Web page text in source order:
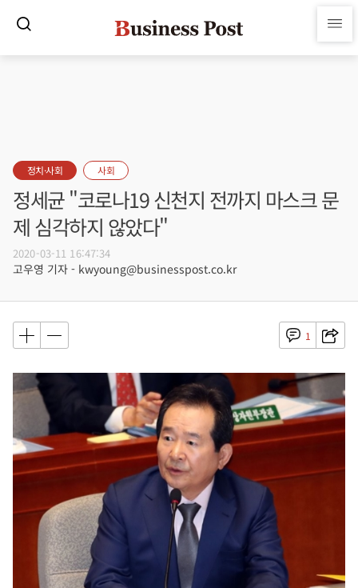
정치·사회 사회
정세균 "코로나19 신천지 전까지 마스크 문
제 심각하지 않았다"
2020-03-11 16:47:34
고우영 기자 - kwyoung@businesspost.co.kr
1